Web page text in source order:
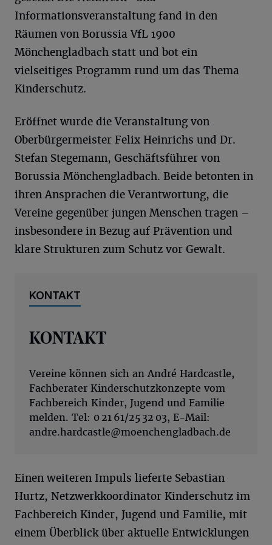
Informationsveranstaltung fand in den
Räumen von Borussia VfL 1900
Mönchengladbach statt und bot ein
vielseitiges Programm rund um das Thema
Kinderschutz.
Eröffnet wurde die Veranstaltung von
Oberbürgermeister Felix Heinrichs und Dr.
Stefan Stegemann, Geschäftsführer von
Borussia Mönchengladbach. Beide betonten in
ihren Ansprachen die Verantwortung, die
Vereine gegenüber jungen Menschen tragen –
insbesondere in Bezug auf Prävention und
klare Strukturen zum Schutz vor Gewalt.
KONTAKT
KONTAKT
Vereine können sich an André Hardcastle,
Fachberater Kinderschutzkonzepte vom
Fachbereich Kinder, Jugend und Familie
melden. Tel: 0 21 61/25 32 03, E-Mail:
andre.hardcastle@moenchengladbach.de
Einen weiteren Impuls lieferte Sebastian
Hurtz, Netzwerkkoordinator Kinderschutz im
Fachbereich Kinder, Jugend und Familie, mit
einem Überblick über aktuelle Entwicklungen